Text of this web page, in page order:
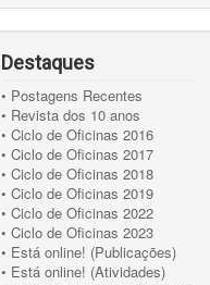
Destaques
• Postagens Recentes
• Revista dos 10 anos
• Ciclo de Oficinas 2016
• Ciclo de Oficinas 2017
• Ciclo de Oficinas 2018
• Ciclo de Oficinas 2019
• Ciclo de Oficinas 2022
• Ciclo de Oficinas 2023
• Está online! (Publicações)
• Está online! (Atividades)